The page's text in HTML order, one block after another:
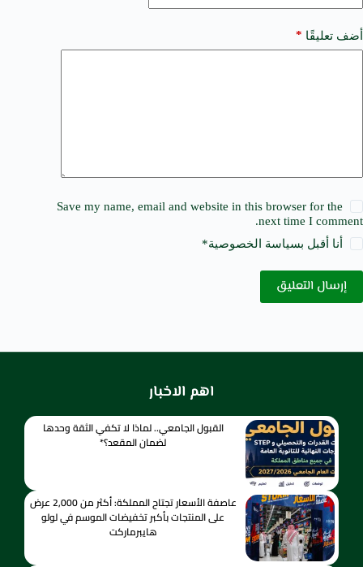
أضف تعليقًا *
Save my name, email and website in this browser for the
next time I comment.
أنا أقبل بسياسة الخصوصية*
إرسال التعليق
اهم الاخبار
القبول الجامعي.. لماذا لا تكفي الثقة وحدها
لضمان المقعد؟*
عاصفة الأسعار تجتاح المملكة: أكثر من 2,000 عرض
على المنتجات بأكبر تخفيضات الموسم في لولو
هايبرماركت